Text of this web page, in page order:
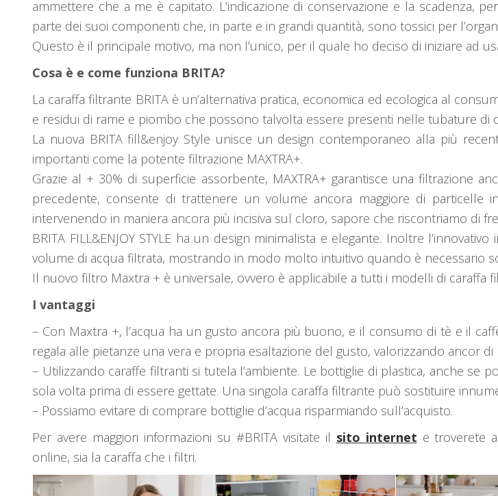
ammettere che a me è capitato. L’indicazione di conservazione e la scadenza,
parte dei suoi componenti che, in parte e in grandi quantità, sono tossici per
Questo è il principale motivo, ma non l’unico, per il quale ho deciso di iniziare ad
Cosa è e come funziona BRITA?
La caraffa filtrante BRITA è un’alternativa pratica, economica ed ecologica al
e residui di rame e piombo che possono talvolta essere presenti nelle tubature di
La nuova BRITA fill&enjoy Style unisce un design contemporaneo alla più
importanti come la potente filtrazione MAXTRA+.
Grazie al + 30% di superficie assorbente, MAXTRA+ garantisce una filtrazione
precedente, consente di trattenere un volume ancora maggiore di particelle
intervenendo in maniera ancora più incisiva sul cloro, sapore che riscontriamo di
BRITA FILL&ENJOY STYLE ha un design minimalista e elegante. Inoltre
volume di acqua filtrata, mostrando in modo molto intuitivo quando è necessario
Il nuovo filtro Maxtra + è universale, ovvero è applicabile a tutti i modelli di caraffa
I vantaggi
– Con Maxtra +, l’acqua ha un gusto ancora più buono, e il consumo di tè e il
regala alle pietanze una vera e propria esaltazione del gusto, valorizzando ancor
– Utilizzando caraffe filtranti si tutela l’ambiente. Le bottiglie di plastica, anche se
sola volta prima di essere gettate. Una singola caraffa filtrante può sostituire
– Possiamo evitare di comprare bottiglie d’acqua risparmiando sull’acquisto.
Per avere maggiori informazioni su #BRITA visitate il sito internet e troverete
online, sia la caraffa che i filtri.